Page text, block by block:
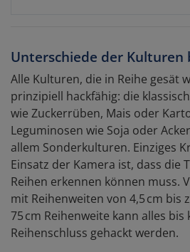
Unterschiede der Kulturen
Alle Kulturen, die in Reihe gesät
prinzipiell hackfähig: die
wie Zuckerrüben, Mais oder
Leguminosen wie Soja oder
allem Sonderkulturen. Einziges
Einsatz der Kamera ist, dass die
Reihen erkennen können muss.
mit Reihenweiten von 4,5 cm bis
75 cm Reihenweite kann alles bis
Reihenschluss gehackt werden.